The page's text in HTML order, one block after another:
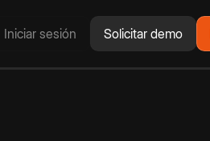
Iniciar sesión Solicitar demo